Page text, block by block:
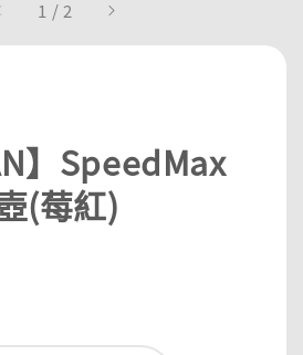
1 / 2
】SpeedMax
(莓紅)